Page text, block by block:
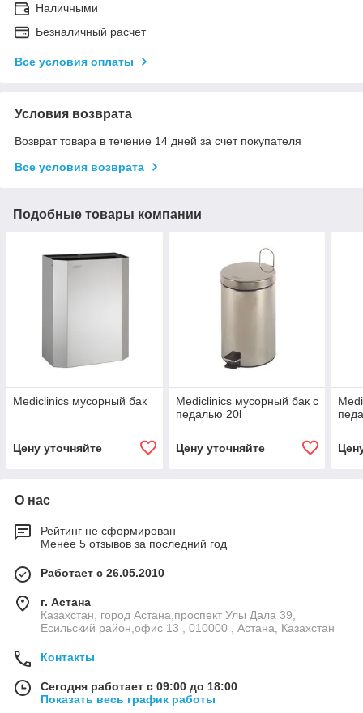
Наличными
Безналичный расчет
Все условия оплаты
Условия возврата
Возврат товара в течение 14 дней за счет покупателя
Все условия возврата
Подобные товары компании
Mediclinics мусорный бак
Цену уточняйте
Mediclinics мусорный бак с
педалью 20l
Цену уточняйте
О нас
Рейтинг не сформирован
Менее 5 отзывов за последний год
Работает с 26.05.2010
г. Астана
Казахстан, город Астана,проспект Улы Дала 39,
Есильский район,офис 13 , 010000 , Астана, Казахстан
Контакты
Сегодня работает с 09:00 до 18:00
Показать весь график работы